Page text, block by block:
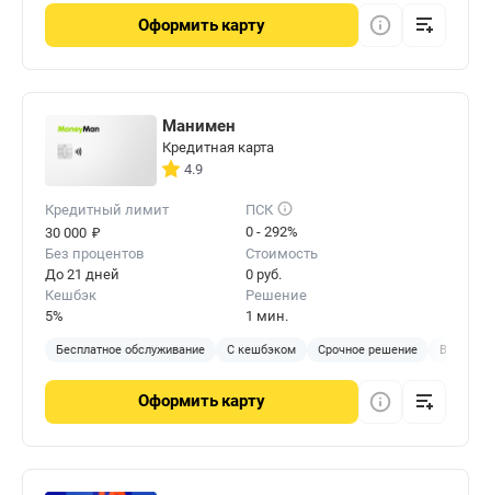
Оформить карту
Манимен
Кредитная карта
4.9
Кредитный лимит
30 000 ₽
ПСК
0 - 292%
Без процентов
До 21 дней
Стоимость
0 руб.
Кешбэк
5%
Решение
1 мин.
Бесплатное обслуживание С кешбэком Срочное решение
Оформить карту